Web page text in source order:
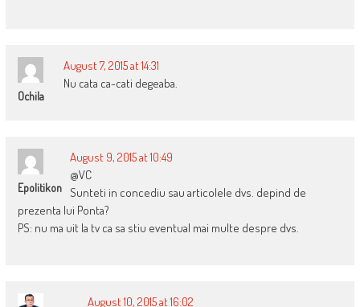
Ochila
August 7, 2015 at 14:31
Nu cata ca-cati degeaba.
Epolitikon
August 9, 2015 at 10:49
@VC
Sunteti in concediu sau articolele dvs. depind de
prezenta lui Ponta?
PS: nu ma uit la tv ca sa stiu eventual mai multe despre dvs.
August 10, 2015 at 16:02